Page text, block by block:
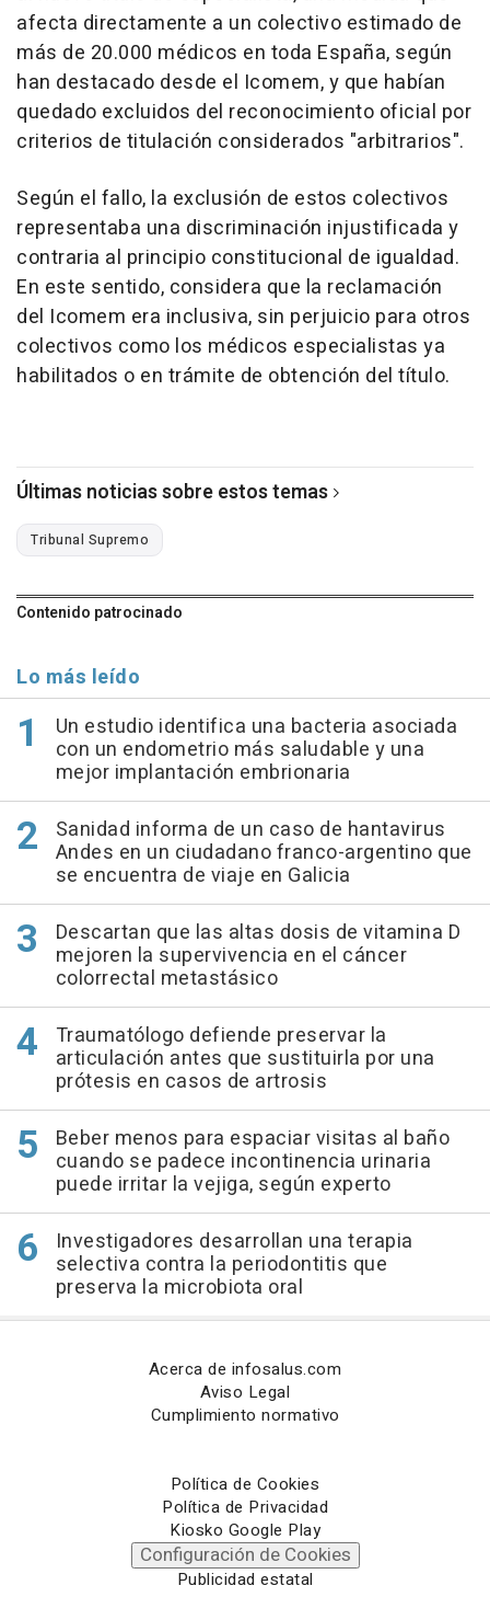
afecta directamente a un colectivo estimado de
más de 20.000 médicos en toda España, según
han destacado desde el Icomem, y que habían
quedado excluidos del reconocimiento oficial por
criterios de titulación considerados "arbitrarios".
Según el fallo, la exclusión de estos colectivos
representaba una discriminación injustificada y
contraria al principio constitucional de igualdad.
En este sentido, considera que la reclamación
del Icomem era inclusiva, sin perjuicio para otros
colectivos como los médicos especialistas ya
habilitados o en trámite de obtención del título.
Últimas noticias sobre estos temas
Tribunal Supremo
Contenido patrocinado
Lo más leído
Un estudio identifica una bacteria asociada
con un endometrio más saludable y una
mejor implantación embrionaria
Sanidad informa de un caso de hantavirus
Andes en un ciudadano franco-argentino que
se encuentra de viaje en Galicia
Descartan que las altas dosis de vitamina D
mejoren la supervivencia en el cáncer
colorrectal metastásico
Traumatólogo defiende preservar la
articulación antes que sustituirla por una
prótesis en casos de artrosis
Beber menos para espaciar visitas al baño
cuando se padece incontinencia urinaria
puede irritar la vejiga, según experto
Investigadores desarrollan una terapia
selectiva contra la periodontitis que
preserva la microbiota oral
Acerca de infosalus.com
Aviso Legal
Cumplimiento normativo
Política de Cookies
Política de Privacidad
Kiosko Google Play
Configuración de Cookies
Publicidad estatal